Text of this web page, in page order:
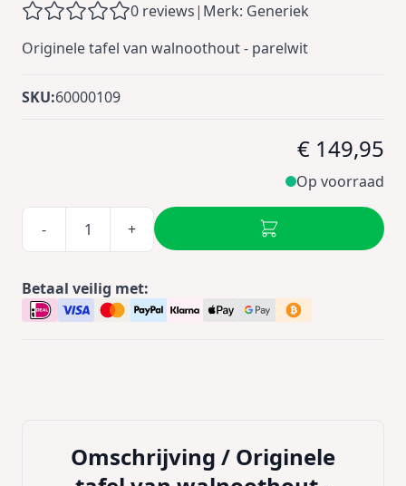
0 reviews| Merk: Generiek
Originele tafel van walnoothout - parelwit
SKU:60000109
€ 149,95
Op voorraad
- +
Betaal veilig met:
Omschrijving / Originele